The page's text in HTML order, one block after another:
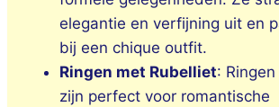
elegantie en verfijning uit en
bij een chique outfit.
Ringen met Rubelliet:
zijn perfect voor romantische